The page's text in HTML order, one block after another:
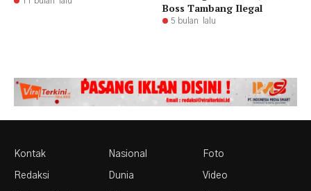
Boss Tambang Ilegal
5 bulan lalu
Kontak
Redaksi
Nasional
Dunia
Foto
Video